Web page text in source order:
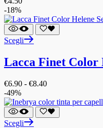
-18%
Scegli
Lacca Finet Color
€6.90 - €8.40
-49%
Scegli